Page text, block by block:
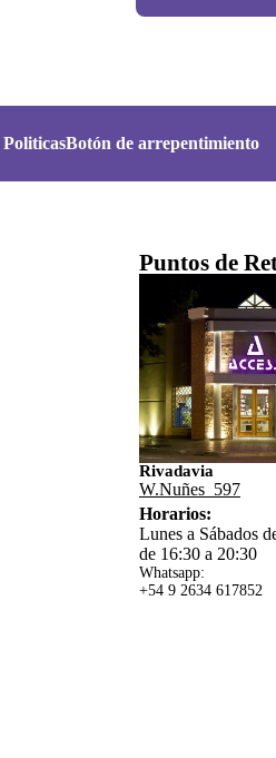
PoliticasBotón de arrepentimiento
Puntos de
Rivadavia
W.Nuñes 597
Horarios:
Lunes a Sábados
de 16:30 a 20:30
Whatsapp:
+54 9 2634 617852